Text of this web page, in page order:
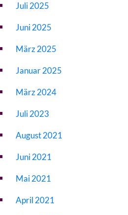
Juli 2025
Juni 2025
März 2025
Januar 2025
März 2024
Juli 2023
August 2021
Juni 2021
Mai 2021
April 2021